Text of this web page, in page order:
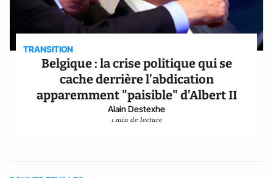
TRANSITION
Belgique : la crise politique qui se
cache derrière l’abdication
apparemment "paisible" d’Albert II
Alain Destexhe
1 min de lecture